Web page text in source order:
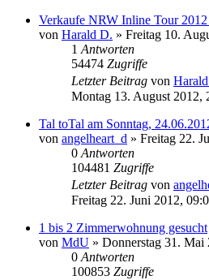
Verkaufe NRW Inline Tour
von Harald D. » Freitag 10.
1 Antworten
54474 Zugriffe
Letzter Beitrag von
Montag 13. August 2012,
Tal toTal am Sonntag,
von angelheart_d » Freitag 22.
0 Antworten
104481 Zugriffe
Letzter Beitrag von
Freitag 22. Juni 2012,
1 bis 2 Zimmerwohnung gesucht
von MdU » Donnerstag 31. Mai
0 Antworten
100853 Zugriffe